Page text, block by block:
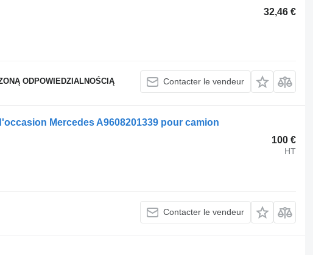
32,46 €
ODPOWIEDZIALNOŚCIĄ Contacter le vendeur
Mercedes A9608201339 pour camion
100 €
HT
Contacter le vendeur